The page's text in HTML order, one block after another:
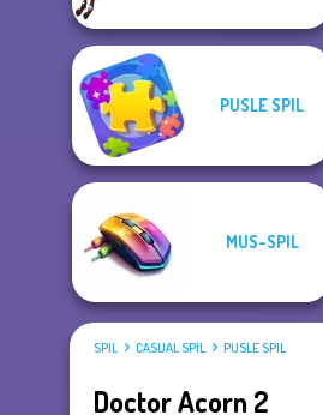
PUSLE SPIL
MUS-SPIL
SPIL CASUAL SPIL PUSLE SPIL
Doctor Acorn 2